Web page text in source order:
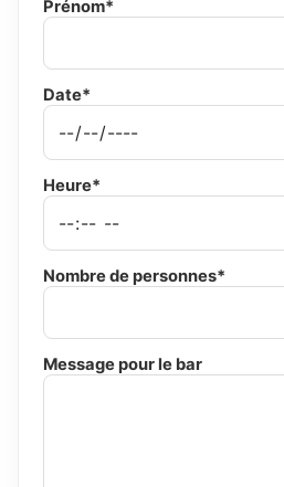
Prénom*
Date*
Heure*
Nombre de personnes*
Message pour le bar